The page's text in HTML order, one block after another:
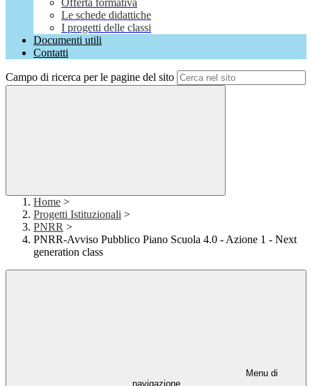
Offerta formativa
Le schede didattiche
I progetti delle classi
Documenti utili
Contatti
Campo di ricerca per le pagine del sito
Home >
Progetti Istituzionali >
PNRR >
PNRR-Avviso Pubblico Piano Scuola 4.0 - Azione 1 - Next
generation class
Menu di
navigazione